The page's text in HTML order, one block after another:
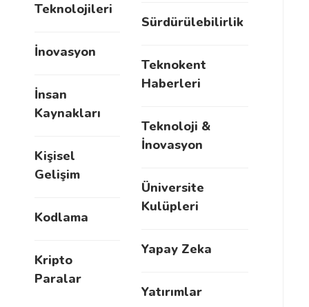
Teknolojileri
İnovasyon
İnsan
Kaynakları
Kişisel
Gelişim
Kodlama
Kripto
Paralar
Sürdürülebilirlik
Teknokent
Haberleri
Teknoloji &
İnovasyon
Üniversite
Kulüpleri
Yapay Zeka
Yatırımlar